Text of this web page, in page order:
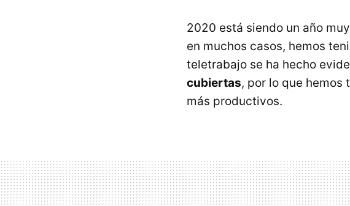
2020 está siendo un año
en muchos casos, hemos
teletrabajo se ha hecho
cubiertas, por lo que hemos
más productivos.